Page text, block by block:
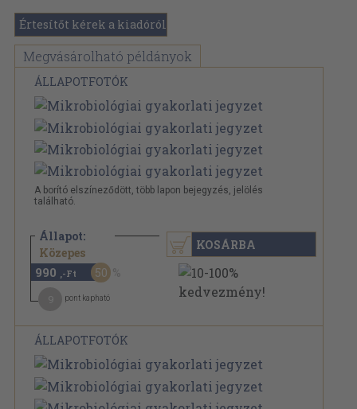
Értesítőt kérek a kiadóról
Megvásárolható példányok
ÁLLAPOTFOTÓK
A borító elszíneződött, több lapon bejegyzés, jelölés
található.
Állapot:
Közepes
1.980 Ft
990 ,-Ft 50
pont kapható
KOSÁRBA
ÁLLAPOTFOTÓK